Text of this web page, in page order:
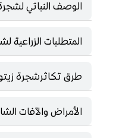
الوصف النباتي
المتطلبات الزراعية
طرق تكاثرشجرة
الأمراض والآفات